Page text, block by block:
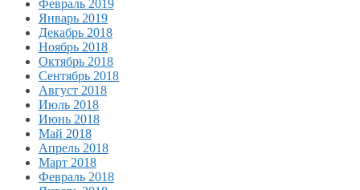
Февраль 2019
Январь 2019
Декабрь 2018
Ноябрь 2018
Октябрь 2018
Сентябрь 2018
Август 2018
Июль 2018
Июнь 2018
Май 2018
Апрель 2018
Март 2018
Февраль 2018